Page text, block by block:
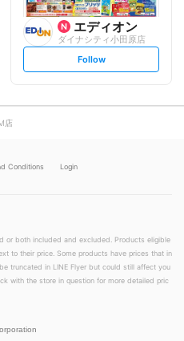
エディオン
ダイナシティ小田原店
s
t
Follow
店
Conditions Login
or both included and excluded. Products eligible
to their price. Some products have prices that in
truncated in LINE Flyer but could still affect you
with the store in question for more detailed pric